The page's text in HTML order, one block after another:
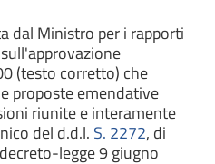
dal Ministro per i rapporti
(testo corretto) che
proposte emendative
riunite e interamente
del d.d.l. S. 2272, di
legge 9 giugno